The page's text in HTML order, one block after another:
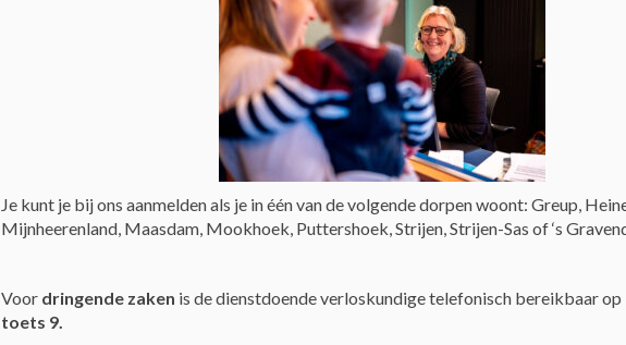
Je kunt je bij ons aanmelden als je in één van de volgende dorpen woont: Greup,
Mijnheerenland, Maasdam, Mookhoek, Puttershoek, Strijen, Strijen-Sas of ‘s
Voor dringende zaken is de dienstdoende verloskundige telefonisch bereikbaar op
toets 9.